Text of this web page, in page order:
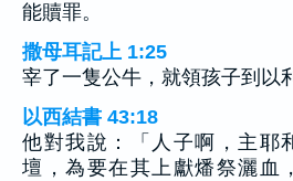
能贖罪。
撒母耳記上 1:25
宰了一隻公牛，就領孩子到以
以西結書 43:18
他對我說：「人子啊，主耶
壇，為要在其上獻燔祭灑血